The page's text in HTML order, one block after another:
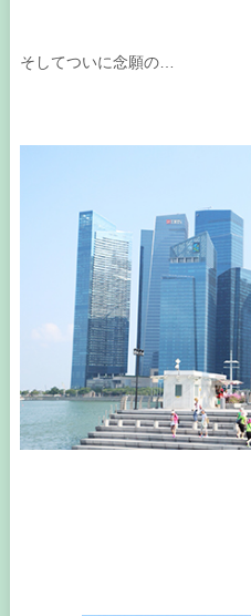
そしてついに念願の…